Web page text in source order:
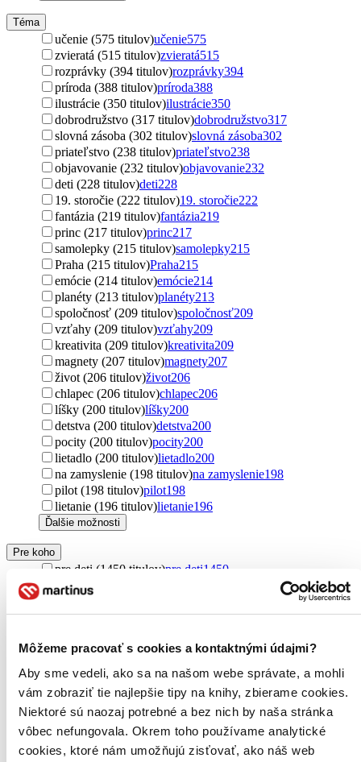
Môžeme pracovať s cookies a kontaktnými údajmi?
Aby sme vedeli, ako sa na našom webe správate, a mohli
vám zobraziť tie najlepšie tipy na knihy, zbierame cookies.
Niektoré sú naozaj potrebné a bez nich by naša stránka
vôbec nefungovala. Okrem toho používame analytické
cookies, ktoré nám umožňujú zisťovať, ako náš web
Téma
učenie (575 titulov)učenie575
zvieratá (515 titulov)zvieratá515
rozprávky (394 titulov)rozprávky394
príroda (388 titulov)príroda388
ilustrácie (350 titulov)ilustrácie350
dobrodružstvo (317 titulov)dobrodružstvo317
slovná zásoba (302 titulov)slovná zásoba302
priateľstvo (238 titulov)priateľstvo238
objavovanie (232 titulov)objavovanie232
deti (228 titulov)deti228
19. storočie (222 titulov)19. storočie222
fantázia (219 titulov)fantázia219
princ (217 titulov)princ217
samolepky (215 titulov)samolepky215
Praha (215 titulov)Praha215
emócie (214 titulov)emócie214
planéty (213 titulov)planéty213
spoločnosť (209 titulov)spoločnosť209
vzťahy (209 titulov)vzťahy209
kreativita (209 titulov)kreativita209
magnety (207 titulov)magnety207
život (206 titulov)život206
chlapec (206 titulov)chlapec206
líšky (200 titulov)líšky200
detstva (200 titulov)detstva200
pocity (200 titulov)pocity200
lietadlo (200 titulov)lietadlo200
na zamyslenie (198 titulov)na zamyslenie198
pilot (198 titulov)pilot198
lietanie (196 titulov)lietanie196
Ďalšie možnosti
Pre koho
pre deti (1450 titulov)pre deti1450
pre deti a mládež (482 titulov)
pre deti a mládež482
pre dievčatá (308 titulov)pre dievčatá308
pre najmenších (271 titulov)pre najmenších271
pre dospelých (245 titulov)
pre dospelých
245
pre mužov (228 titulov)pre mužov228
pre ženy (206 titulov) pre ženy 206
young adult (201 titulov)young adult 201
new adult (199 titulov) new adult199
pre začínajúcich čitateľov (178 titulov)pre začínajúcich